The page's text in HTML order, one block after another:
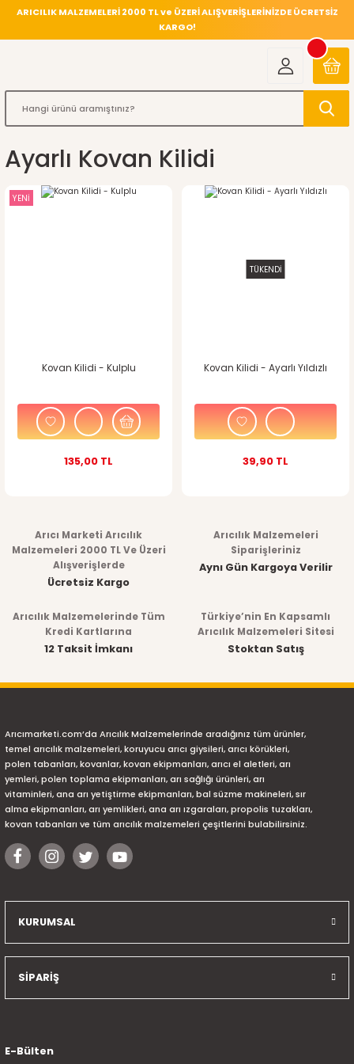
ARICILIK MALZEMELERİ 2000 TL ve ÜZERİ ALIŞVERİŞLERİNİZDE ÜCRETSİZ
KARGO!
Ayarlı Kovan Kilidi
YENİ
Kovan Kilidi - Kulplu
135,00 TL
TÜKENDİ
Kovan Kilidi - Ayarlı Yıldızlı
39,90 TL
Arıcı Marketi Arıcılık
Malzemeleri 2000 TL Ve Üzeri
Alışverişlerde
Ücretsiz Kargo
Arıcılık Malzemeleri
Siparişleriniz
Aynı Gün Kargoya Verilir
Arıcılık Malzemelerinde Tüm
Kredi Kartlarına
12 Taksit İmkanı
Türkiye’nin En Kapsamlı
Arıcılık Malzemeleri Sitesi
Stoktan Satış
Arıcımarketi.com’da Arıcılık Malzemelerinde aradığınız tüm ürünler,
temel arıcılık malzemeleri, koruyucu arıcı giysileri, arıcı körükleri,
polen tabanları, kovanlar, kovan ekipmanları, arıcı el aletleri, arı
yemleri, polen toplama ekipmanları, arı sağlığı ürünleri, arı
vitaminleri, ana arı yetiştirme ekipmanları, bal süzme makineleri, sır
alma ekipmanları, arı yemlikleri, ana arı ızgaraları, propolis tuzakları,
kovan tabanları ve tüm arıcılık malzemeleri çeşitlerini bulabilirsiniz.
KURUMSAL
SİPARİŞ
E-Bülten